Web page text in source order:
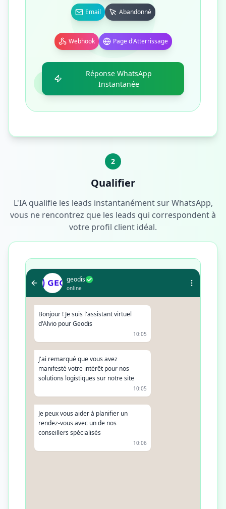
Email Abandonné
Webhook Page d'Atterrissage
Réponse WhatsApp
Instantanée
2
Qualifier
L'IA qualifie les leads instantanément sur WhatsApp,
vous ne rencontrez que les leads qui correspondent à
votre profil client idéal.
geodis
online
Bonjour ! Je suis l'assistant virtuel
d'Alvio pour Geodis
10:05
J'ai remarqué que vous avez
manifesté votre intérêt pour nos
solutions logistiques sur notre site
10:05
Je peux vous aider à planifier un
rendez-vous avec un de nos
conseillers spécialisés
10:06